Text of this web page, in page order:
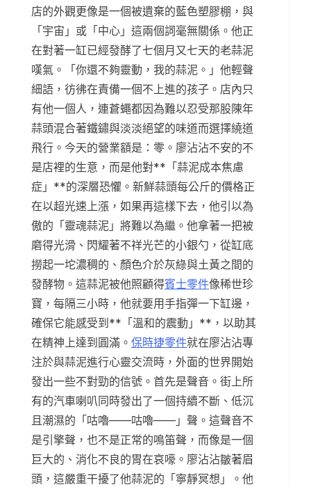
店的外觀更像是一個被遺棄的藍色塑膠棚，與
「宇宙」或「中心」這兩個詞毫無關係。他正
在對著一缸已經發酵了七個月又七天的老蒜泥
嘆氣。「你還不夠靈動，我的蒜泥。」他輕聲
細語，彷彿在責備一個不上進的孩子。店內只
有他一個人，連蒼蠅都因為難以忍受那股陳年
蒜頭混合著鐵鏽與淡淡絕望的味道而選擇繞道
飛行。今天的營業額是：零。廖沾沾不安的不
是店裡的生意，而是他對**「蒜泥成本焦慮
症」**的深層恐懼。新鮮蒜頭每公斤的價格正
在以超光速上漲，如果再這樣下去，他引以為
傲的「靈魂蒜泥」將難以為繼。他拿著一把被
磨得光滑、閃耀著不祥光芒的小銀勺，從缸底
撈起一坨濃稠的、顏色介於灰綠與土黃之間的
發酵物。這蒜泥被他照顧得賓士零件像稀世珍
寶，每隔三小時，他就要用手指彈一下缸邊，
確保它能感受到**「溫和的震動」**，以助其
在精神上達到圓滿。 保時捷零件就在廖沾沾專
注於與蒜泥進行心靈交流時，外面的世界開始
發出一些不對勁的信號。首先是聲音。街上所
有的汽車喇叭同時發出了一個持續不斷、低沉
且潮濕的「咕嚕——咕嚕——」聲。這聲音不
是引擎聲，也不是正常的鳴笛聲，而像是一個
巨大的、消化不良的胃在哀嚎。廖沾沾皺著眉
頭，這嚴重干擾了他蒜泥的「寧靜冥想」。他